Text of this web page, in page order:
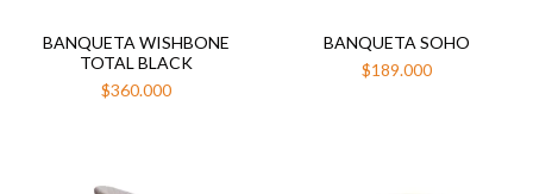
BANQUETA WISHBONE
TOTAL BLACK
$360.000
BANQUETA SOHO
$189.000